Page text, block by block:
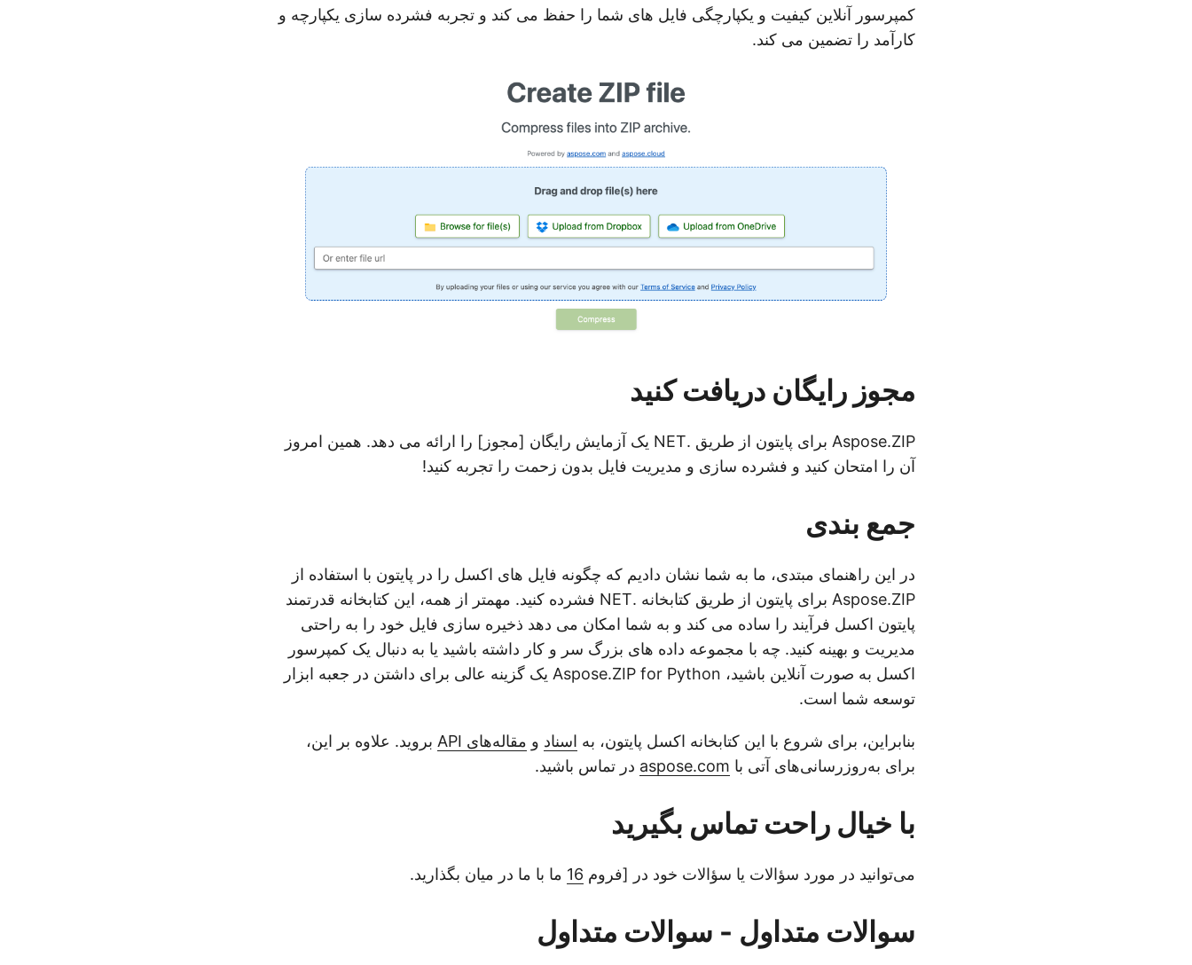
کمپرسور آنلاین کیفیت و یکپارچگی فایل های شما را حفظ می کند و تجربه فشرده سازی یکپارچه و
کارآمد را تضمین می کند.
مجوز رایگان دریافت کنید
Aspose.ZIP برای پایتون از طریق .NET یک آزمایش رایگان [مجوز] را ارائه می دهد. همین امروز
آن را امتحان کنید و فشرده سازی و مدیریت فایل بدون زحمت را تجربه کنید!
جمع بندی
در این راهنمای مبتدی، ما به شما نشان دادیم که چگونه فایل های اکسل را در پایتون با استفاده از
Aspose.ZIP برای پایتون از طریق کتابخانه .NET فشرده کنید. مهمتر از همه، این کتابخانه قدرتمند
پایتون اکسل فرآیند را ساده می کند و به شما امکان می دهد ذخیره سازی فایل خود را به راحتی
مدیریت و بهینه کنید. چه با مجموعه داده های بزرگ سر و کار داشته باشید یا به دنبال یک کمپرسور
اکسل به صورت آنلاین باشید، Aspose.ZIP for Python یک گزینه عالی برای داشتن در جعبه ابزار
توسعه شما است.
بنابراین، برای شروع با این کتابخانه اکسل پایتون، به اسناد و مقاله‌های API
بروید. علاوه بر این،
برای به‌روزرسانی‌های آتی با aspose.com در تماس باشید.
با خیال راحت تماس بگیرید
می‌توانید در مورد سؤالات یا سؤالات خود در [فروم 16 ما با ما در میان بگذارید.
سوالات متداول - سوالات متداول